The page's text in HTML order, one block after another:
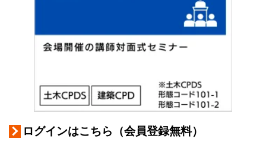
ログインはこちら（会員登録無料）